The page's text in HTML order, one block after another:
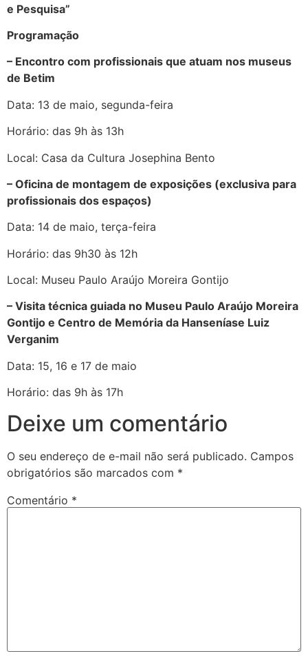
e Pesquisa”
Programação
– Encontro com profissionais que atuam nos museus
de Betim
Data: 13 de maio, segunda-feira
Horário: das 9h às 13h
Local: Casa da Cultura Josephina Bento
– Oficina de montagem de exposições (exclusiva para
profissionais dos espaços)
Data: 14 de maio, terça-feira
Horário: das 9h30 às 12h
Local: Museu Paulo Araújo Moreira Gontijo
– Visita técnica guiada no Museu Paulo Araújo Moreira
Gontijo e Centro de Memória da Hanseníase Luiz
Verganim
Data: 15, 16 e 17 de maio
Horário: das 9h às 17h
Deixe um comentário
O seu endereço de e-mail não será publicado. Campos
obrigatórios são marcados com *
Comentário *